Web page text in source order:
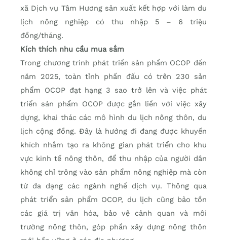
xã Dịch vụ Tâm Hương sản xuất kết hợp với làm du
lịch nông nghiệp có thu nhập 5 – 6 triệu
đồng/tháng.
Kích thích nhu cầu mua sắm
Trong chương trình phát triển sản phẩm OCOP đến
năm 2025, toàn tỉnh phấn đấu có trên 230 sản
phẩm OCOP đạt hạng 3 sao trở lên và việc phát
triển sản phẩm OCOP được gắn liền với việc xây
dựng, khai thác các mô hình du lịch nông thôn, du
lịch cộng đồng. Đây là hướng đi đang được khuyến
khích nhằm tạo ra không gian phát triển cho khu
vực kinh tế nông thôn, để thu nhập của người dân
không chỉ trông vào sản phẩm nông nghiệp mà còn
từ đa dạng các ngành nghề dịch vụ. Thông qua
phát triển sản phẩm OCOP, du lịch cũng bảo tồn
các giá trị văn hóa, bảo vệ cảnh quan và môi
trường nông thôn, góp phần xây dựng nông thôn